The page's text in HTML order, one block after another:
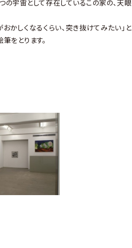
の宇宙として存在しているこの家の、天眼
かしくなるくらい、突き抜けてみたい」と
をとります。